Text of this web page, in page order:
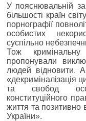
У пояснювальній
більшості країн
порнографії
особистих
суспільно
Тож кримінальну
пропонували
людей відновити.
«декриміналізація
та свобод
конституційного
життя та позитивно
України».